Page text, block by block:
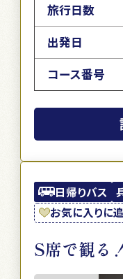
旅行日数
出発日
コース番号
日帰りバス
お気に入りに
S席で観る